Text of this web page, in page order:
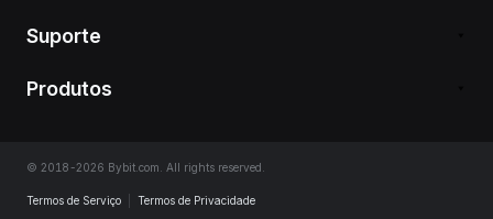
Suporte
Produtos
© 2018-2026 Bybit.com. All rights reserved.
Termos de Serviço Termos de Privacidade